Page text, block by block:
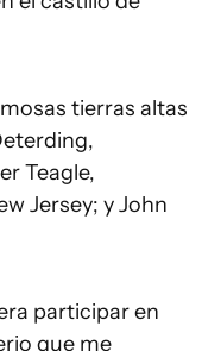
tierras altas
Teagle,
Jersey; y John
participar en
que me